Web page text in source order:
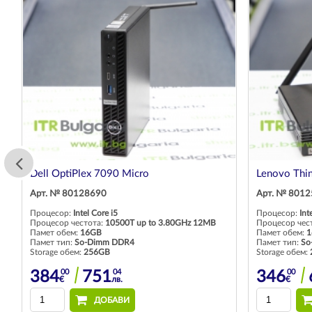
Dell OptiPlex 7090 Micro
Арт. № 80128690
Процесор: Intel Core i5
Процесор честота: 10500T up to 3.80GHz 12MB
Памет обем: 16GB
Памет тип: So-Dimm DDR4
Storage обем: 256GB
38400
€ 75104
лв.
ДОБАВИ
Lenovo
Арт. №
Процесор:
Процесор
Памет обем:
Памет тип:
Storage обем:
34600
€